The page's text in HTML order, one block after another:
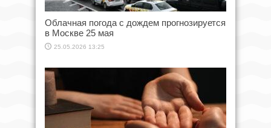
Облачная погода с дождем прогнозируется
в Москве 25 мая
25.05.2026 13:25